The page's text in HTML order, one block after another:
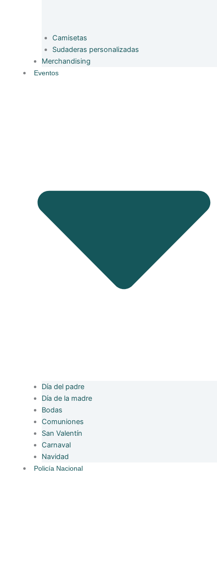
Camisetas
Sudaderas personalizadas
Merchandising
Eventos
Día del padre
Día de la madre
Bodas
Comuniones
San Valentín
Carnaval
Navidad
Policía Nacional